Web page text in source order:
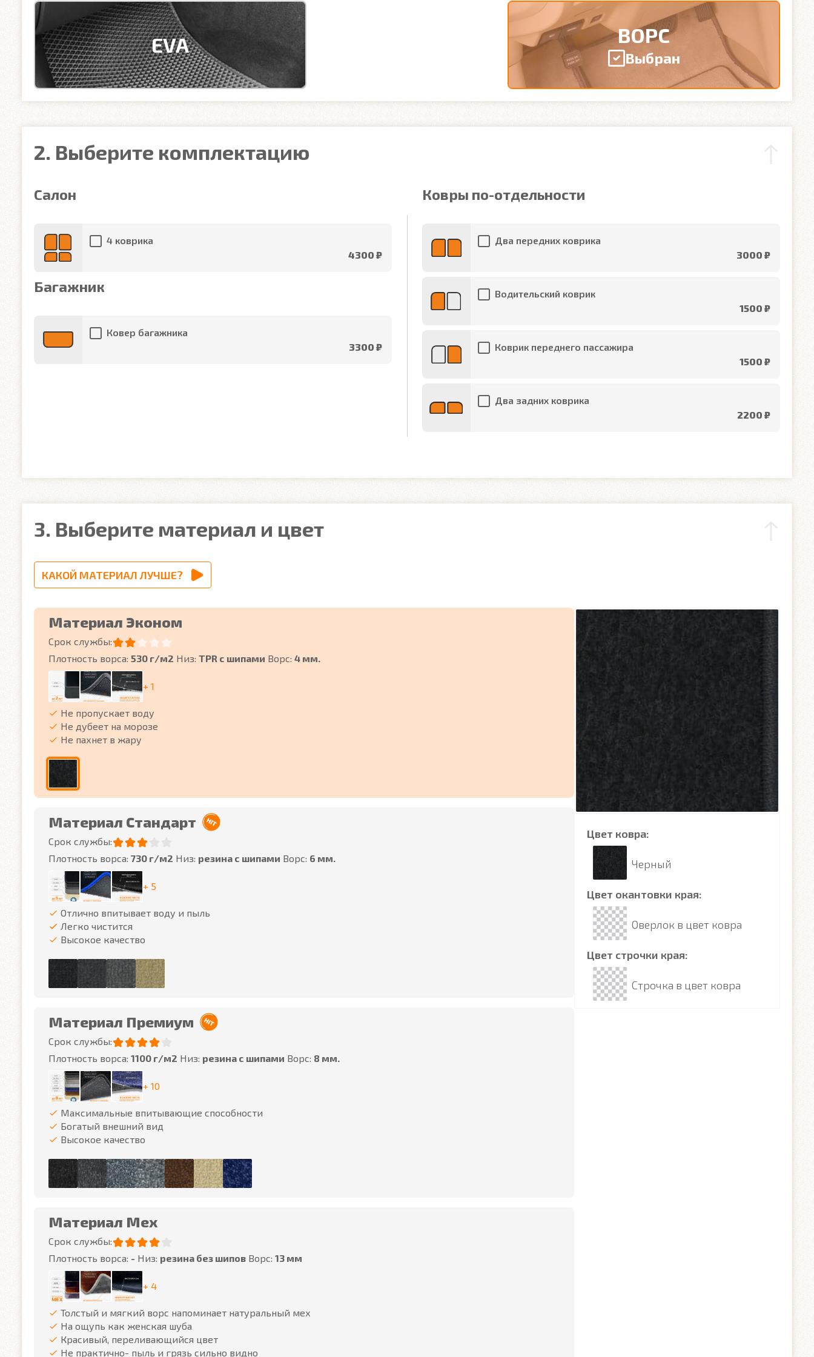
EVA ВОРС
Выбран
2. Выберите комплектацию
Салон
4 коврика
4300 ₽
Багажник
Ковер багажника
3300 ₽
Ковры по-отдельности
Два передних коврика
3000 ₽
Водительский коврик
1500 ₽
Коврик переднего пассажира
1500 ₽
Два задних коврика
2200 ₽
3. Выберите материал и цвет
КАКОЙ МАТЕРИАЛ ЛУЧШЕ?
Материал Эконом
Срок службы:
Плотность ворса: 530 г/м2 Низ: TPR с шипами Ворс: 4 мм.
+ 1
Не пропускает воду
Не дубеет на морозе
Не пахнет в жару
Материал Стандарт
Срок службы:
Плотность ворса: 730 г/м2 Низ: резина с шипами Ворс: 6 мм.
+ 5
Отлично впитывает воду и пыль
Легко чистится
Высокое качество
Материал Премиум
Срок службы:
Плотность ворса: 1100 г/м2 Низ: резина с шипами Ворс: 8 мм.
+ 10
Максимальные впитывающие способности
Богатый внешний вид
Высокое качество
Материал Мех
Срок службы:
Плотность ворса: - Низ: резина без шипов Ворс: 13 мм
+ 4
Толстый и мягкий ворс напоминает натуральный мех
На ощупь как женская шуба
Красивый, переливающийся цвет
Не практично- пыль и грязь сильно видно
Цвет ковра:
Черный
Цвет окантовки края:
Оверлок в цвет ковра
Цвет строчки края:
Строчка в цвет ковра